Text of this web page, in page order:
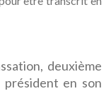
deuxième
en son